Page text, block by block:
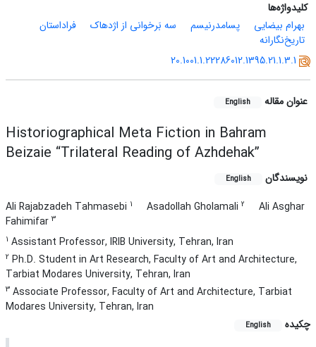
کلیدواژه‌ها
بهرام بیضایی
پسامدرنیسم سه بَرخوانی از اژدهاک
فراداستان
تاریخ‌نگارانه
20.1001.1.22286012.1395.21.1.3.1
عنوان مقاله English
Historiographical Meta Fiction in Bahram
Beizaie “Trilateral Reading of Azhdehak”
نویسندگان English
Ali Rajabzadeh Tahmasebi 1 Asadollah Gholamali 2
Ali Asghar
Fahimifar 3
1 Assistant Professor, IRIB University, Tehran, Iran
2 Ph.D. Student in Art Research, Faculty of Art and Architecture,
Tarbiat Modares University, Tehran, Iran
3 Associate Professor, Faculty of Art and Architecture, Tarbiat
Modares University, Tehran, Iran
چکیده
English